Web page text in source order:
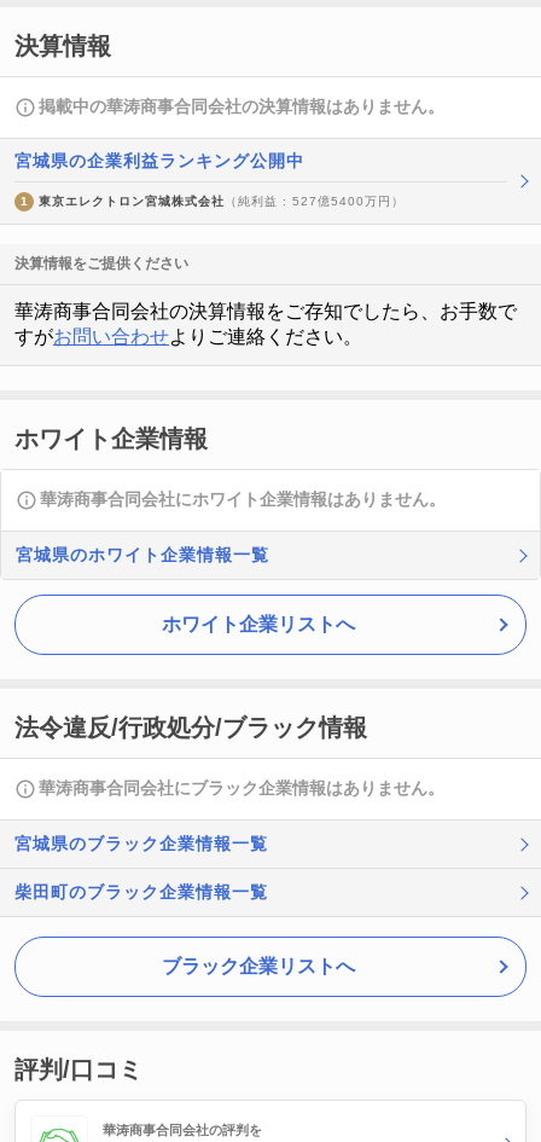
決算情報
掲載中の華涛商事合同会社の決算情報はありません。
宮城県の企業利益ランキング公開中
1 東京エレクトロン宮城株式会社 （純利益 : 527億5400万円）
決算情報をご提供ください
華涛商事合同会社の決算情報をご存知でしたら、お手数で
すがお問い合わせよりご連絡ください。
ホワイト企業情報
華涛商事合同会社にホワイト企業情報はありません。
宮城県のホワイト企業情報一覧
ホワイト企業リストへ
法令違反/行政処分/ブラック情報
華涛商事合同会社にブラック企業情報はありません。
宮城県のブラック企業情報一覧
柴田町のブラック企業情報一覧
ブラック企業リストへ
評判/口コミ
華涛商事合同会社の評判を